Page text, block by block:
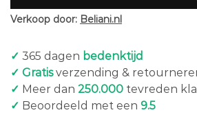
Verkoop door: Beliani.nl
✓ 365 dagen bedenktijd
✓ Gratisverzending &
✓ Meer dan 250.000 tevreden
✓ Beoordeeld met een 9.5